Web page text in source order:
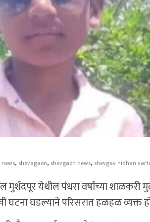
, shevagaon, shevgaon news, shevgav nidhan
मुर्शदपूर येथील पंधरा वर्षाच्या शाळकरी
घटना घडल्याने परिसरात हळहळ व्यक्त